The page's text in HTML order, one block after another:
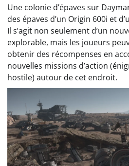
Une colonie d’épaves sur
des épaves d’un Origin 600i et
Il s’agit non seulement d’un
explorable, mais les joueurs
obtenir des récompenses en
nouvelles missions d’action
hostile) autour de cet endroit.